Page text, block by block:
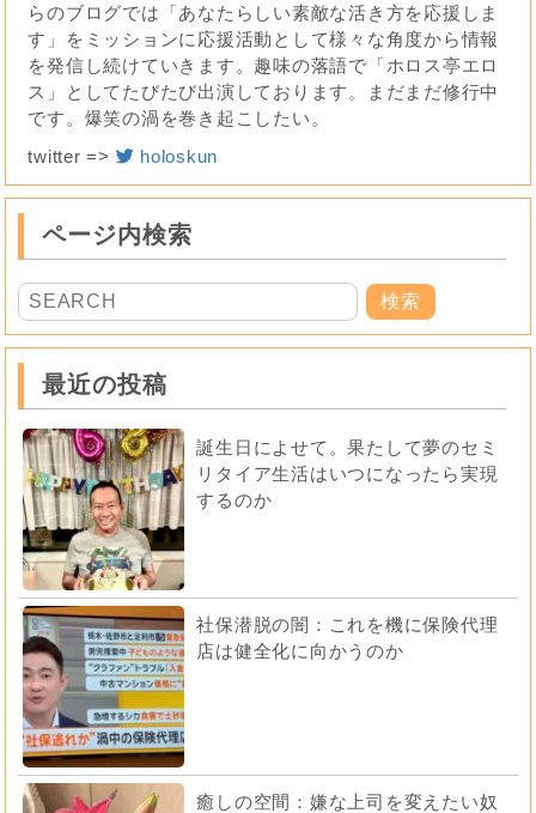
らのブログでは「あなたらしい素敵な活き方を応援しま
す」をミッションに応援活動として様々な角度から情報
を発信し続けていきます。趣味の落語で「ホロス亭エロ
ス」としてたびたび出演しております。まだまだ修行中
です。爆笑の渦を巻き起こしたい。
twitter =>
holoskun
ページ内検索
最近の投稿
誕生日によせて。果たして夢のセミ
リタイア生活はいつになったら実現
するのか
社保潜脱の闇：これを機に保険代理
店は健全化に向かうのか
癒しの空間：嫌な上司を変えたい奴